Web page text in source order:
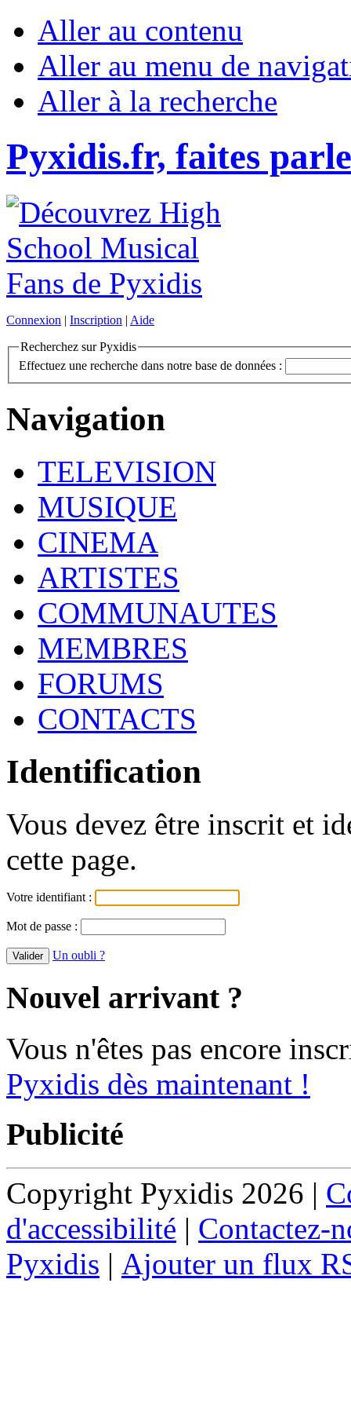
Aller au contenu
Aller au menu de
Aller à la recherche
Pyxidis.fr, faites
Connexion | Inscription | Aide
Recherchez sur Pyxidis
Effectuez une recherche dans notre base de données :
Navigation
TELEVISION
MUSIQUE
CINEMA
ARTISTES
COMMUNAUTES
MEMBRES
FORUMS
CONTACTS
Identification
Vous devez être inscrit et
cette page.
Votre identifiant :
Mot de passe :
Un oubli ?
Nouvel arrivant ?
Vous n'êtes pas encore
Pyxidis dès maintenant !
Publicité
Copyright Pyxidis 2026 |
d'accessibilité | Contactez-
Pyxidis | Ajouter un flux